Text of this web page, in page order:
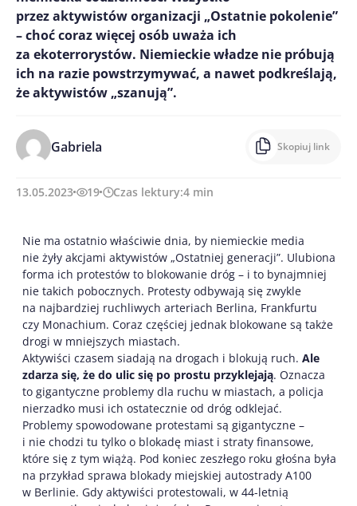
przez aktywistów organizacji „Ostatnie pokolenie”
– choć coraz więcej osób uważa ich
za ekoterrorystów. Niemieckie władze nie próbują
ich na razie powstrzymywać, a nawet podkreślają,
że aktywistów „szanują”.
Gabriela Skopiuj link
13.05.2023 19 Czas lektury:4 min
Nie ma ostatnio właściwie dnia, by niemieckie media
nie żyły akcjami aktywistów „Ostatniej generacji”. Ulubiona
forma ich protestów to blokowanie dróg – i to bynajmniej
nie takich pobocznych. Protesty odbywają się zwykle
na najbardziej ruchliwych arteriach Berlina, Frankfurtu
czy Monachium. Coraz częściej jednak blokowane są także
drogi w mniejszych miastach.
Aktywiści czasem siadają na drogach i blokują ruch. Ale
zdarza się, że do ulic się po prostu przyklejają. Oznacza
to gigantyczne problemy dla ruchu w miastach, a policja
nierzadko musi ich ostatecznie od dróg odklejać.
Problemy spowodowane protestami są gigantyczne –
i nie chodzi tu tylko o blokadę miast i straty finansowe,
które się z tym wiążą. Pod koniec zeszłego roku głośna była
na przykład sprawa blokady miejskiej autostrady A100
w Berlinie. Gdy aktywiści protestowali, w 44-letnią